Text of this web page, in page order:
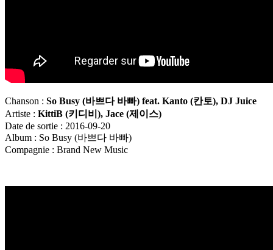
Chanson : So Busy (바쁘다 바빠) feat. Kanto (칸토), DJ Juice
Artiste : KittiB (키디비 ), Jace (제이스)
Date de sortie : 2016-09-20
Album : So Busy (바쁘다 바빠)
Compagnie : Brand New Music